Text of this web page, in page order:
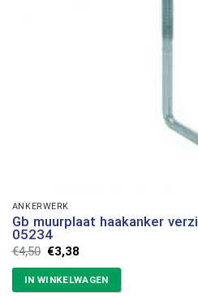
ANKERWERK
Gb muurplaat haakanker
05234
€4,50 Oorspronkelijke
prijs
was:
€4,50.
€3,38Huidige
is:
€3,38.
IN WINKELWAGEN